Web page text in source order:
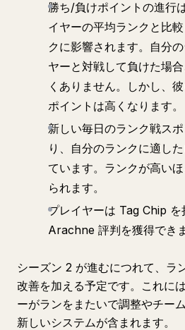
勝ち/負けポイントの進行
イヤーの平均ランクと比
クに影響されます。自分
ヤーと対戦して負けた場
くありません。しかし、
ポイントは高くなります。
新しい毎日のランク戦ス
り、自分のランクに適し
ています。ランクが高い
られます。
プレイヤーは Tag Chip
Arachne 評判を獲得できま
シーズン 2 が進むにつれて、ラ
改善を加える予定です。これに
ーがランをまたいで調整やチー
新しいシステムが含まれます。